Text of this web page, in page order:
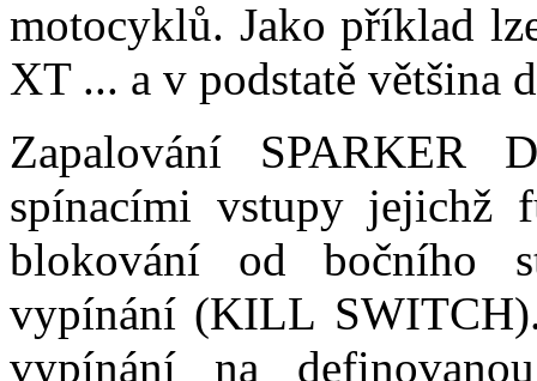
motocyklů. Jako příklad
XT ... a v podstatě většina
Zapalování SPARKER
spínacími vstupy jejichž
blokování od bočního
vypínání (KILL
vypínání na